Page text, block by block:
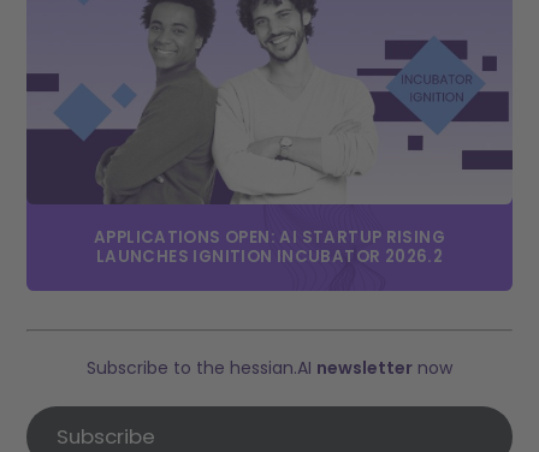
APPLICATIONS OPEN: AI STARTUP RISING
LAUNCHES IGNITION INCUBATOR 2026.2
Subscribe to the hessian.AI newsletter now
Subscribe